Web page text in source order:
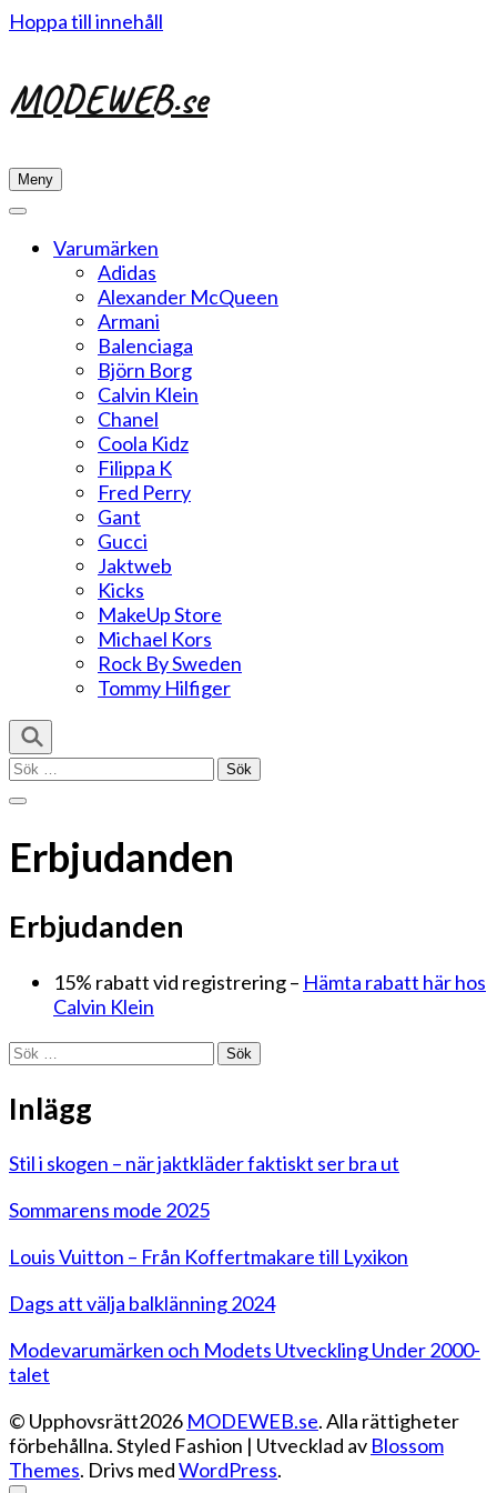
Hoppa till innehåll
MODEWEB.se
Meny
Varumärken
Adidas
Alexander McQueen
Armani
Balenciaga
Björn Borg
Calvin Klein
Chanel
Coola Kidz
Filippa K
Fred Perry
Gant
Gucci
Jaktweb
Kicks
MakeUp Store
Michael Kors
Rock By Sweden
Tommy Hilfiger
Sök
Erbjudanden
Erbjudanden
15% rabatt vid registrering – Hämta rabatt här hos
Calvin Klein
Sök
efter:
Inlägg
Stil i skogen – när jaktkläder faktiskt ser bra ut
Sommarens mode 2025
Louis Vuitton – Från Koffertmakare till Lyxikon
Dags att välja balklänning 2024
Modevarumärken och Modets Utveckling Under 2000-
talet
© Upphovsrätt2026 MODEWEB.se. Alla rättigheter
förbehållna.Styled Fashion | Utvecklad av Blossom
Themes. Drivs medWordPress.